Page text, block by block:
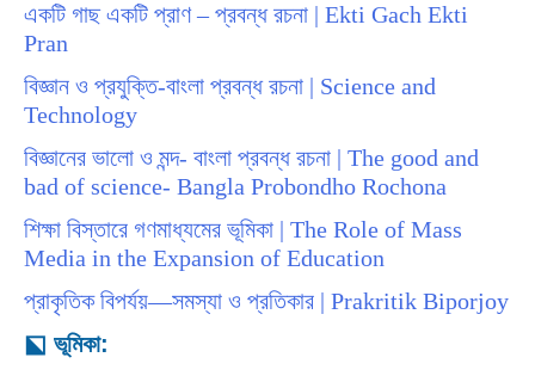
একটি গাছ একটি প্রাণ – প্রবন্ধ রচনা | Ekti Gach Ekti
Pran
বিজ্ঞান ও প্রযুক্তি-বাংলা প্রবন্ধ রচনা | Science and
Technology
বিজ্ঞানের ভালো ও মন্দ- বাংলা প্রবন্ধ রচনা | The good and
bad of science- Bangla Probondho Rochona
শিক্ষা বিস্তারে গণমাধ্যমের ভূমিকা | The Role of Mass
Media in the Expansion of Education
প্রাকৃতিক বিপর্যয়—সমস্যা ও প্রতিকার | Prakritik Biporjoy
⬕ ভূমিকা: